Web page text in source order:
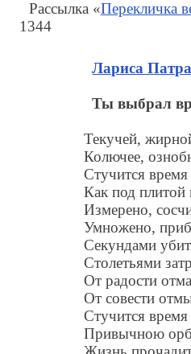
Рассылка «Перекличка
1344
Лариса
Ты выбрал
Текучей,
Колючее,
Стучится
Как под
Измерено,
Умножено,
Секундами
Столетьями
От радости
От совести
Стучится
Привычною